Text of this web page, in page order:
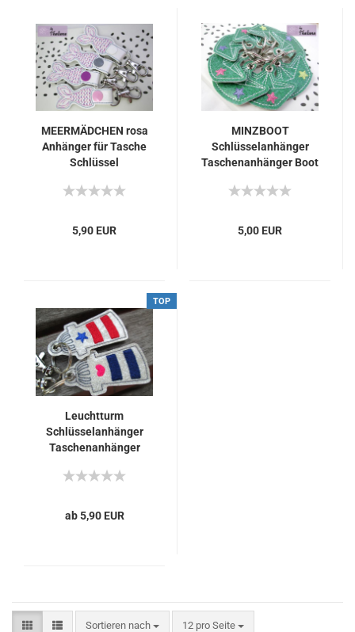
MEERMÄDCHEN rosa
Anhänger für Tasche
Schlüssel
5,90 EUR
MINZBOOT
Schlüsselanhänger
Taschenanhänger Boot
5,00 EUR
TOP
Leuchtturm
Schlüsselanhänger
Taschenanhänger
Urlaubserinnerung
Namen
ab 5,90 EUR
Sortieren nach
Sortieren nach 12 pro Seite
pro Seite